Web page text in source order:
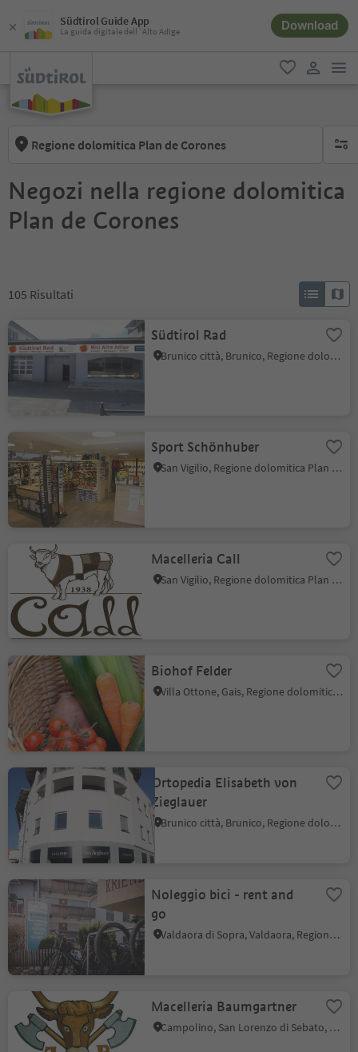
Südtirol Guide App
La guida digitale dell´Alto Adige Download
favoriti
Regione dolomitica Plan de Corones
Negozi nella regione dolomitica
Plan de Corones
105 Risultati
Südtirol Rad
Brunico città, Brunico, Regione dolomitica Plan de Corones
Sport Schönhuber
San Vigilio, Regione dolomitica Plan de Corones
Macelleria Call
San Vigilio, Regione dolomitica Plan de Corones
Biohof Felder
Villa Ottone, Gais, Regione dolomitica Plan de Corones
Ortopedia Elisabeth von
Zieglauer
Brunico città, Brunico, Regione dolomitica Plan de Corones
Noleggio bici - rent and
go
Valdaora di Sopra, Valdaora, Regione dolomitica Plan de Corones
Macelleria Baumgartner
Campolino, San Lorenzo di Sebato, Regione dolomitica Plan de Corones